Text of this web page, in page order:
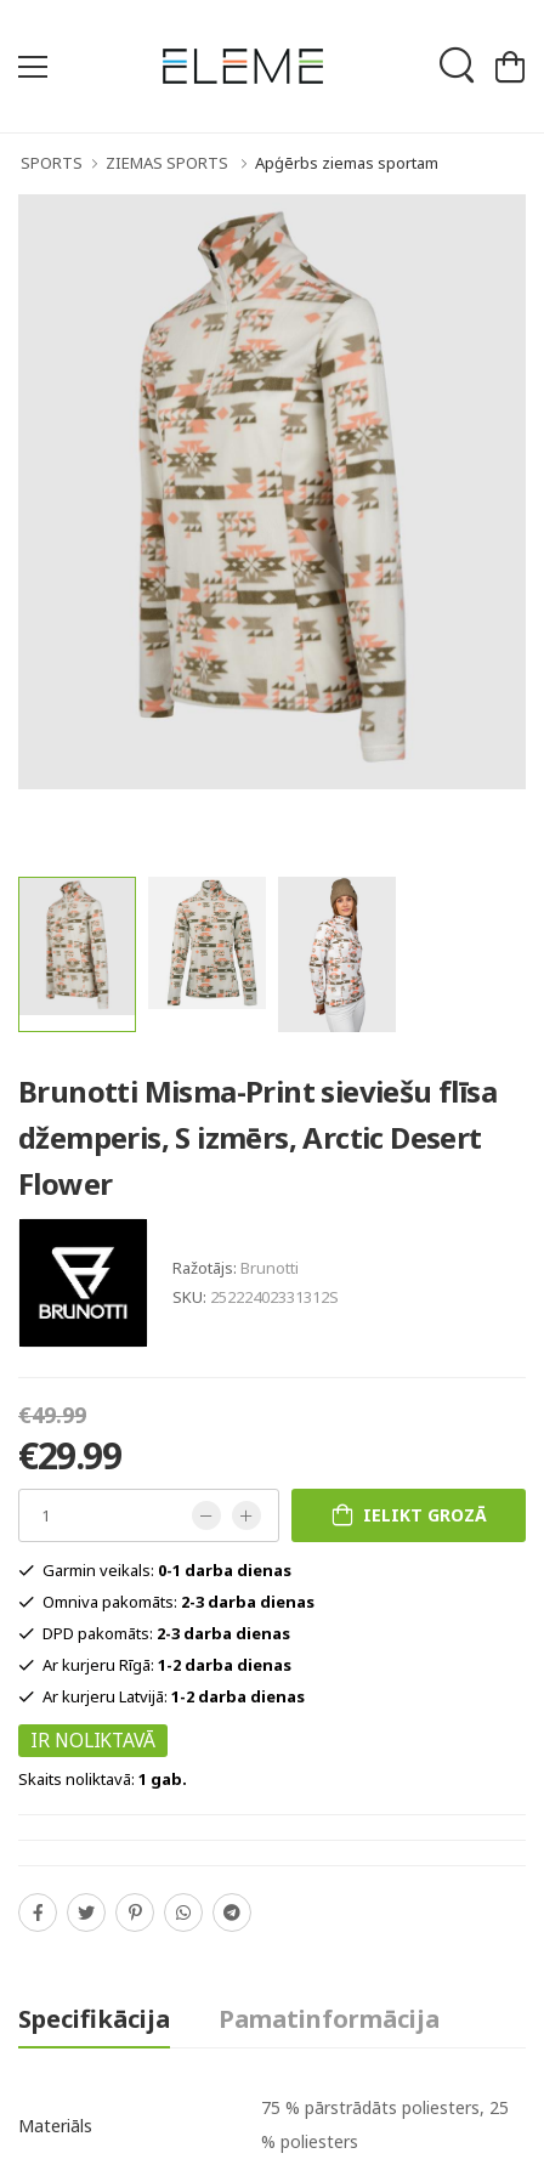
SPORTS ZIEMAS SPORTS Apģērbs ziemas sportam
Brunotti Misma-Print sieviešu flīsa
džemperis, S izmērs, Arctic Desert
Flower
Ražotājs: Brunotti
SKU: 25222402331312S
€49.99
€29.99
IELIKT GROZĀ
Garmin veikals: 0-1 darba dienas
Omniva pakomāts: 2-3 darba dienas
DPD pakomāts: 2-3 darba dienas
Ar kurjeru Rīgā: 1-2 darba dienas
Ar kurjeru Latvijā: 1-2 darba dienas
IR NOLIKTAVĀ
Skaits noliktavā: 1 gab.
Specifikācija Pamatinformācija
Materiāls
75 % pārstrādāts poliesters, 25
% poliesters